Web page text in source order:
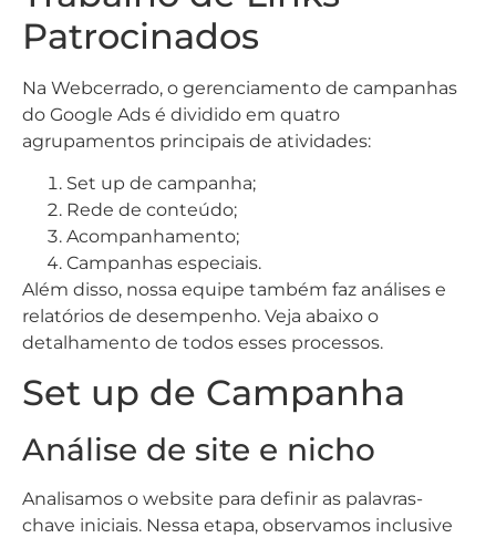
Patrocinados
Na Webcerrado, o gerenciamento de campanhas
do Google Ads é dividido em quatro
agrupamentos principais de atividades:
Set up de campanha;
Rede de conteúdo;
Acompanhamento;
Campanhas especiais.
Além disso, nossa equipe também faz análises e
relatórios de desempenho. Veja abaixo o
detalhamento de todos esses processos.
Set up de Campanha
Análise de site e nicho
Analisamos o website para definir as palavras-
chave iniciais. Nessa etapa, observamos inclusive